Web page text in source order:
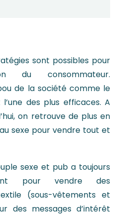
sont possibles pour
du consommateur.
de la société comme le
des plus efficaces. A
on retrouve de plus en
sexe pour vendre tout et
sexe et pub a toujours
pour vendre des
(sous-vêtements et
des messages d’intérêt